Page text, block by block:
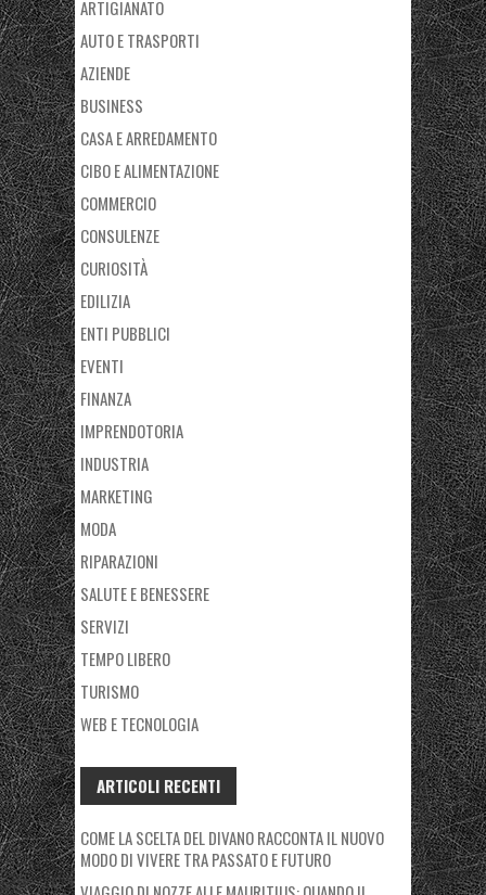
ARTIGIANATO
AUTO E TRASPORTI
AZIENDE
BUSINESS
CASA E ARREDAMENTO
CIBO E ALIMENTAZIONE
COMMERCIO
CONSULENZE
CURIOSITÀ
EDILIZIA
ENTI PUBBLICI
EVENTI
FINANZA
IMPRENDOTORIA
INDUSTRIA
MARKETING
MODA
RIPARAZIONI
SALUTE E BENESSERE
SERVIZI
TEMPO LIBERO
TURISMO
WEB E TECNOLOGIA
ARTICOLI RECENTI
COME LA SCELTA DEL DIVANO RACCONTA IL NUOVO
MODO DI VIVERE TRA PASSATO E FUTURO